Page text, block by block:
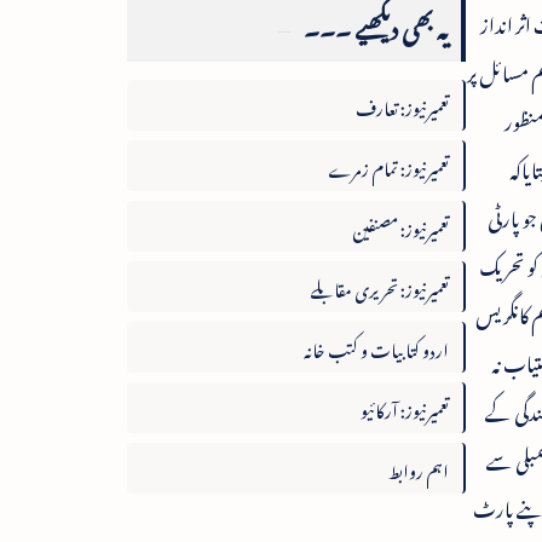
پر راست اثر انداز
مسائل پر
اسمبلی ایسے ہیں جو پارٹی
تحریک
کانگریس
دستیاب نہ
کے
سے
پارٹ
یہ بھی دیکھیے ۔۔۔
تعمیرنیوز: تعارف
تعمیرنیوز: تمام زمرے
تعمیرنیوز: مصنفین
تعمیرنیوز: تحریری مقابلے
اردو کتابیات و کتب خانہ
تعمیرنیوز: آرکائیو
اہم روابط